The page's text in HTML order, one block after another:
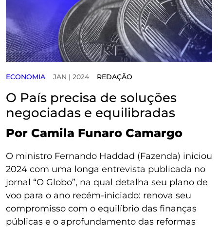
ECONOMIA JAN | 2024 REDAÇÃO
O País precisa de soluções
negociadas e equilibradas
Por Camila Funaro Camargo
O ministro Fernando Haddad (Fazenda) iniciou
2024 com uma longa entrevista publicada no
jornal “O Globo”, na qual detalha seu plano de
voo para o ano recém-iniciado: renova seu
compromisso com o equilíbrio das finanças
públicas e o aprofundamento das reformas